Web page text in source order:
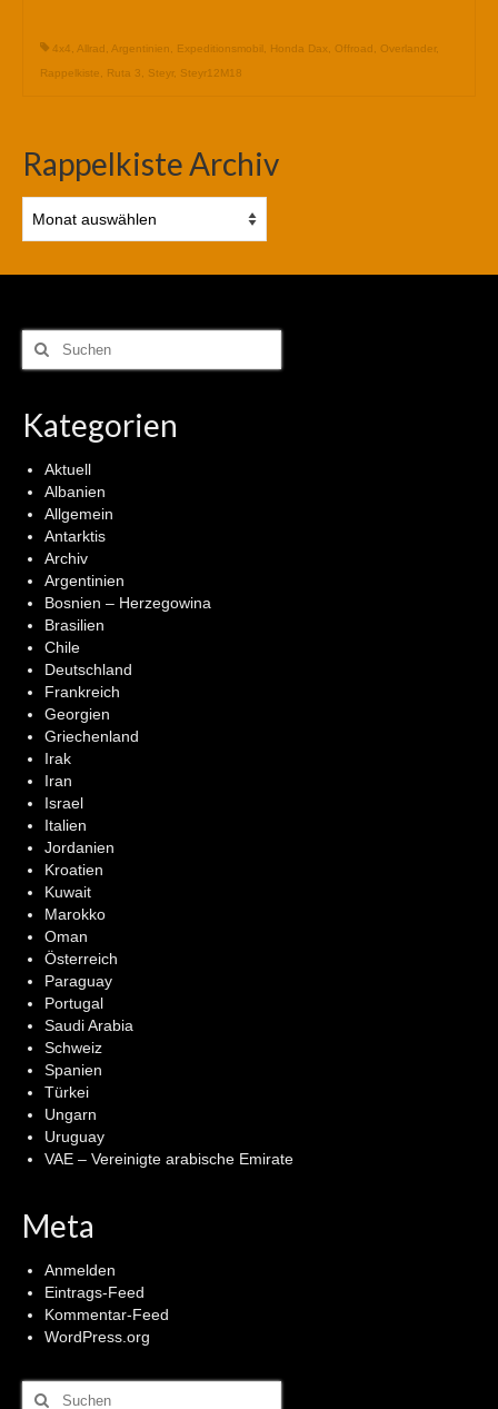
4x4 Allrad Argentinien Expeditionsmobil Honda Dax Offroad Overlander,
Rappelkiste
Ruta 3 Steyr, Steyr12M18
Rappelkiste Archiv
Archiv
Suchen
nach:
Kategorien
Aktuell
Albanien
Allgemein
Antarktis
Archiv
Argentinien
Bosnien – Herzegowina
Brasilien
Chile
Deutschland
Frankreich
Georgien
Griechenland
Irak
Iran
Israel
Italien
Jordanien
Kroatien
Kuwait
Marokko
Oman
Österreich
Paraguay
Portugal
Saudi Arabia
Schweiz
Spanien
Türkei
Ungarn
Uruguay
VAE – Vereinigte arabische Emirate
Meta
Anmelden
Eintrags-Feed
Kommentar-Feed
WordPress.org
Suchen